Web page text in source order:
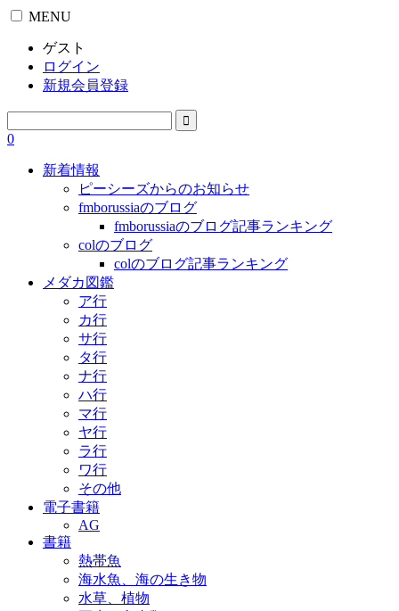
MENU
ゲスト
ログイン
新規会員登録
0
新着情報
ピーシーズからのお知らせ
fmborussiaのブログ
fmborussiaのブログ記事ランキング
colのブログ
colのブログ記事ランキング
メダカ図鑑
ア行
カ行
サ行
タ行
ナ行
ハ行
マ行
ヤ行
ラ行
ワ行
その他
電子書籍
AG
書籍
熱帯魚
海水魚、海の生き物
水草、植物